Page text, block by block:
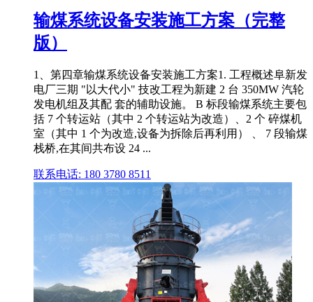
输煤系统设备安装施工方案（完整
版）
1、第四章输煤系统设备安装施工方案1. 工程概述阜新发
电厂三期 "以大代小" 技改工程为新建 2 台 350MW 汽轮
发电机组及其配 套的辅助设施。 B 标段输煤系统主要包
括 7 个转运站（其中 2 个转运站为改造）、2 个 碎煤机
室（其中 1 个为改造,设备为拆除后再利用） 、 7 段输煤
栈桥,在其间共布设 24 ...
联系电话: 180 3780 8511